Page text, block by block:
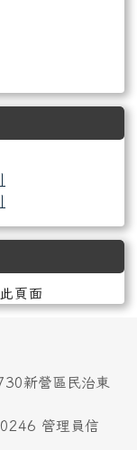
新營區民治東
管理員信